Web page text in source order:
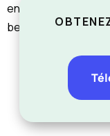
entrepreneurs qui
besoin du SEO.